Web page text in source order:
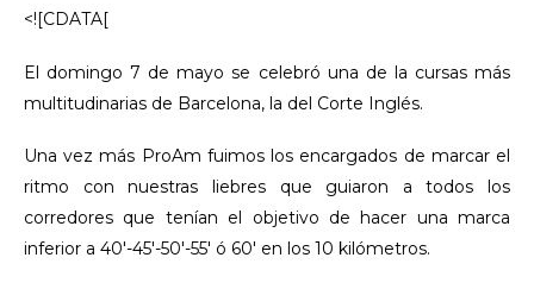
<![CDATA[
El domingo 7 de mayo se celebró una de la cursas más
multitudinarias de Barcelona, la del Corte Inglés.
Una vez más ProAm fuimos los encargados de marcar el
ritmo con nuestras liebres que guiaron a todos los
corredores que tenían el objetivo de hacer una marca
inferior a 40'-45'-50'-55' ó 60' en los 10 kilómetros.